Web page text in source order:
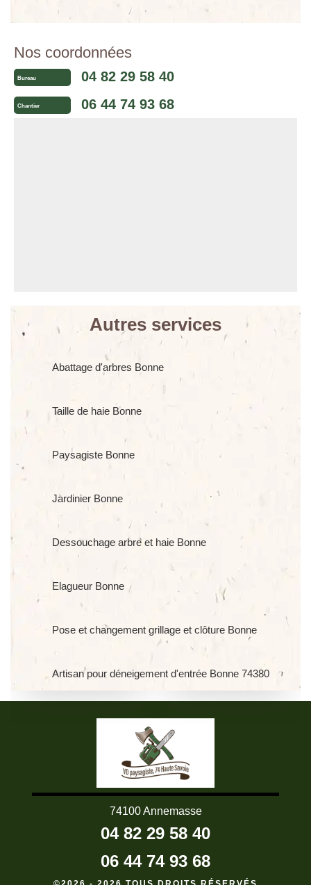
Nos coordonnées
Bureau 04 82 29 58 40
Chantier 06 44 74 93 68
Autres services
Abattage d'arbres Bonne
Taille de haie Bonne
Paysagiste Bonne
Jardinier Bonne
Dessouchage arbre et haie Bonne
Elagueur Bonne
Pose et changement grillage et clôture Bonne
Artisan pour déneigement d'entrée Bonne 74380
74100 Annemasse
04 82 29 58 40
06 44 74 93 68